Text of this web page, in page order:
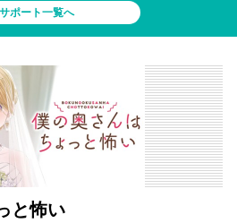
サポート一覧へ
と怖い